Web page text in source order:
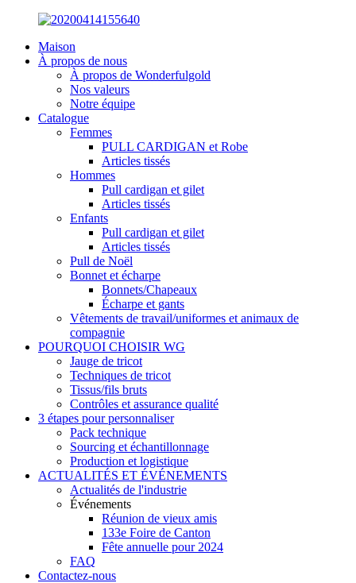
Maison
À propos de nous
À propos de Wonderfulgold
Nos valeurs
Notre équipe
Catalogue
Femmes
PULL CARDIGAN et Robe
Articles tissés
Hommes
Pull cardigan et gilet
Articles tissés
Enfants
Pull cardigan et gilet
Articles tissés
Pull de Noël
Bonnet et écharpe
Bonnets/Chapeaux
Écharpe et gants
Vêtements de travail/uniformes et animaux de
compagnie
POURQUOI CHOISIR WG
Jauge de tricot
Techniques de tricot
Tissus/fils bruts
Contrôles et assurance qualité
3 étapes pour personnaliser
Pack technique
Sourcing et échantillonnage
Production et logistique
ACTUALITÉS ET ÉVÉNEMENTS
Actualités de l'industrie
Événements
Réunion de vieux amis
133e Foire de Canton
Fête annuelle pour 2024
FAQ
Contactez-nous